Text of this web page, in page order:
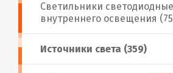
Источники света (359)
Светильники
внутреннего освещения